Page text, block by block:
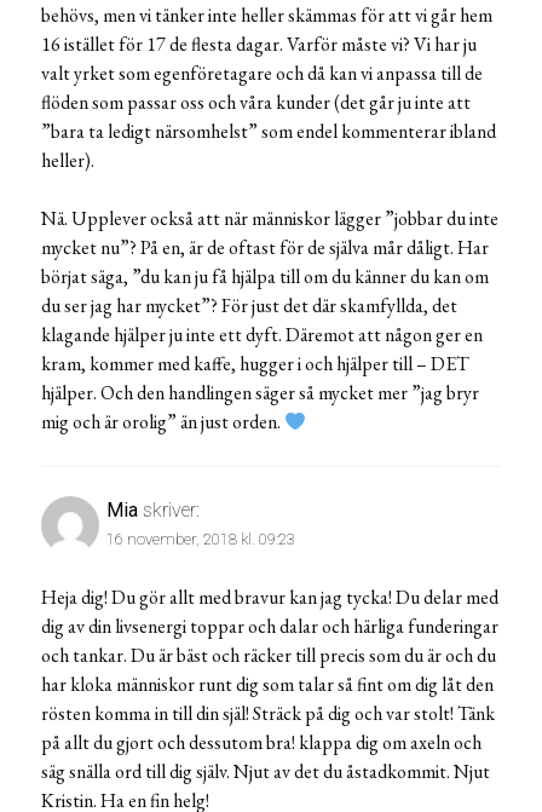
behövs, men vi tänker inte heller skämmas för att vi går hem
16 istället för 17 de flesta dagar. Varför måste vi? Vi har ju
valt yrket som egenföretagare och då kan vi anpassa till de
flöden som passar oss och våra kunder (det går ju inte att
”bara ta ledigt närsomhelst” som endel kommenterar ibland
heller).
Nä. Upplever också att när människor lägger ”jobbar du inte
mycket nu”? På en, är de oftast för de själva mår dåligt. Har
börjat säga, ”du kan ju få hjälpa till om du känner du kan om
du ser jag har mycket”? För just det där skamfyllda, det
klagande hjälper ju inte ett dyft. Däremot att någon ger en
kram, kommer med kaffe, hugger i och hjälper till – DET
hjälper. Och den handlingen säger så mycket mer ”jag bryr
mig och är orolig” än just orden.
Mia skriver:
16 november, 2018 kl. 09:23
Heja dig! Du gör allt med bravur kan jag tycka! Du delar med
dig av din livsenergi toppar och dalar och härliga funderingar
och tankar. Du är bäst och räcker till precis som du är och du
har kloka människor runt dig som talar så fint om dig låt den
rösten komma in till din själ! Sträck på dig och var stolt! Tänk
på allt du gjort och dessutom bra! klappa dig om axeln och
säg snälla ord till dig själv. Njut av det du åstadkommit. Njut
Kristin. Ha en fin helg!